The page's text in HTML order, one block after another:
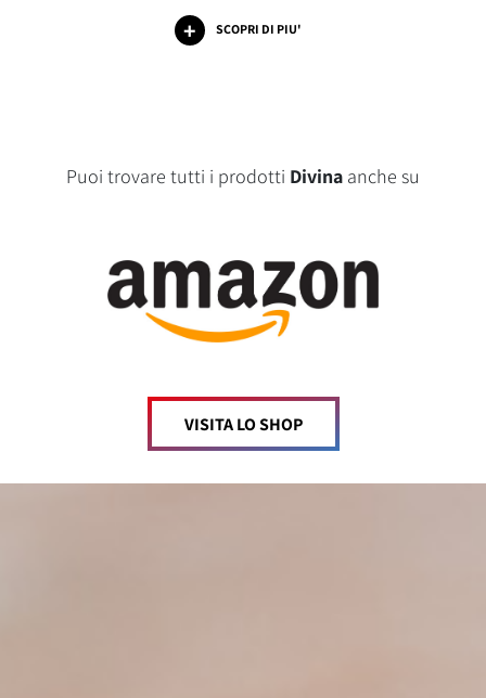
SCOPRI DI PIU'
Puoi trovare tutti i prodotti Divina anche su
VISITA LO SHOP